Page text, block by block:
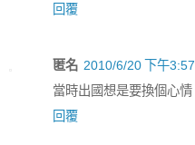
回覆
匿名 2010/6/20 下午3:57
當時出國想是要換個心
回覆